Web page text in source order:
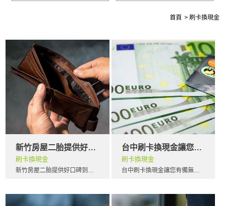
首頁 刷卡換現金
新竹房屋二胎提供好口碑到府評估服務
刷卡換現金
新竹房屋二胎提供好口碑到府評估服務，抵押貸款基礎要了解貸款和抵押，我們需要首先了解貸款限額。如果您的貸款金額超過以下金額，到新竹房屋二胎您將有資格獲得超高額貸款，其利率更高。因此您的付款將高於30年的固定貸款。利率在20年內不會改變。
台中刷卡換現金讓您有備無患維護信用
刷卡換現金
台中刷卡換現金讓您有備無患維護信用，公司主要關注公司與之開展業務的其他業務或政府實體的信譽。